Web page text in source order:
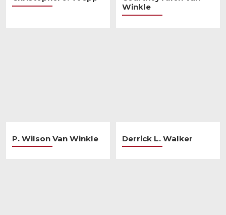
Winkle
P. Wilson Van Winkle Derrick L. Walker